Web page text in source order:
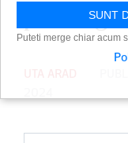
pe colegi
SUNT
Puteti merge chiar acum